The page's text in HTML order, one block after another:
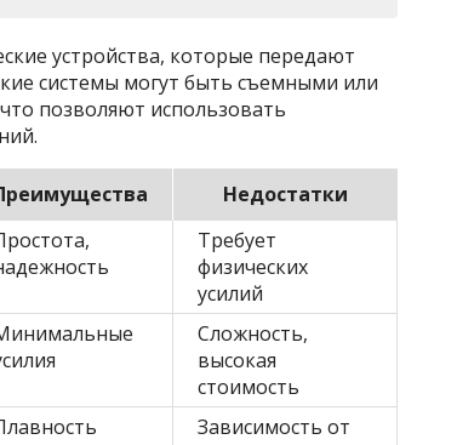
устройства, которые передают
системы могут быть съемными или
позволяют использовать
Недостатки
Требует
физических
усилий
Сложность,
высокая
стоимость
Зависимость от